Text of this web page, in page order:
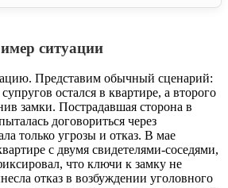
ситуации
Представим обычный сценарий:
остался в квартире, а второго
замки. Пострадавшая сторона в
договориться через
только угрозы и отказ. В мае
с двумя свидетелями-соседями,
что ключи к замку не
отказ в возбуждении уголовного